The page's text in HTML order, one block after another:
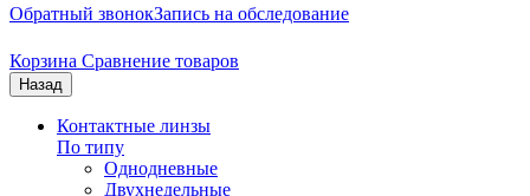
Обратный звонокЗапись на обследование
Корзина Сравнение товаров
Назад
Контактные линзы
По типу
Однодневные
Двухнедельные